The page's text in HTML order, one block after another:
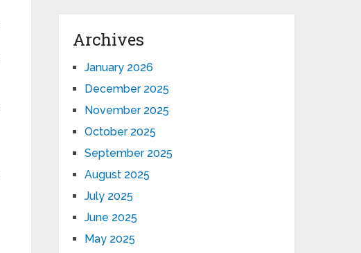
Archives
January 2026
December 2025
November 2025
October 2025
September 2025
August 2025
July 2025
June 2025
May 2025